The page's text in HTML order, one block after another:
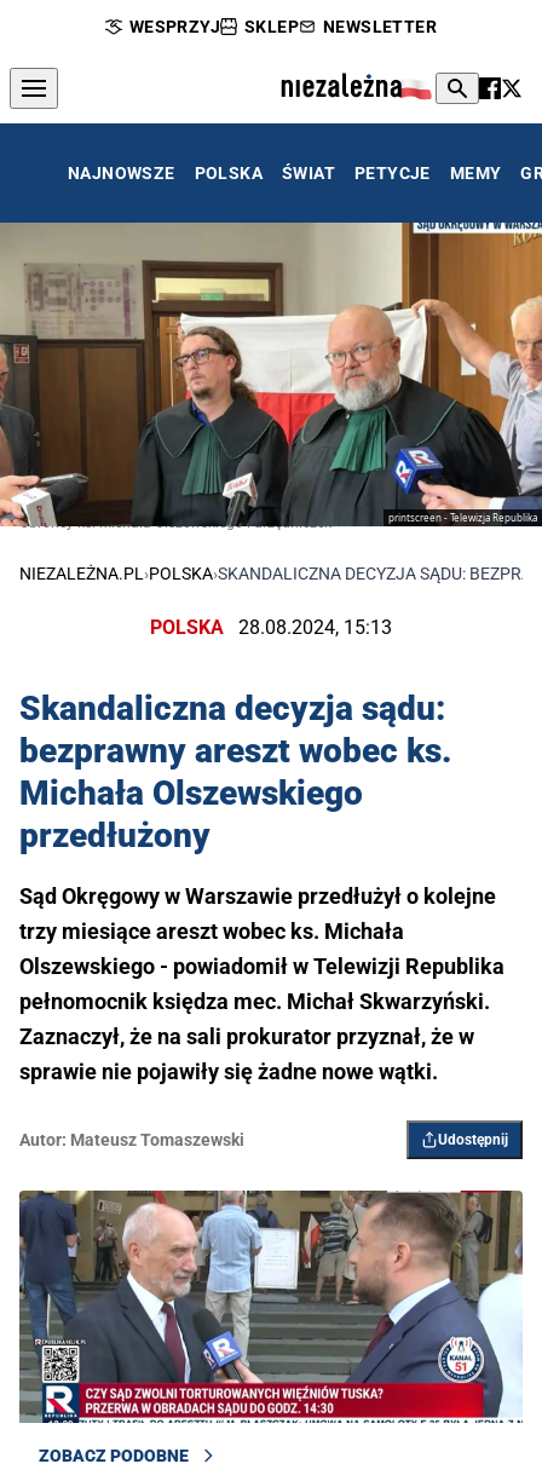
WESPRZYJ SKLEP NEWSLETTER
NAJNOWSZE POLSKA ŚWIAT PETYCJE MEMY
printscreen - Telewizja Republika
Obrońcy ks. Michała Olszewskiego i urzędniczek
NIEZALEŻNA.PL ›POLSKA›SKANDALICZNA DECYZJA SĄDU:
POLSKA 28.08.2024, 15:13
Skandaliczna decyzja sądu:
bezprawny areszt wobec ks.
Michała Olszewskiego
przedłużony
Sąd Okręgowy w Warszawie przedłużył o kolejne
trzy miesiące areszt wobec ks. Michała
Olszewskiego - powiadomił w Telewizji Republika
pełnomocnik księdza mec. Michał Skwarzyński.
Zaznaczył, że na sali prokurator przyznał, że w
sprawie nie pojawiły się żadne nowe wątki.
Autor: Mateusz Tomaszewski Udostępnij
ZOBACZ PODOBNE